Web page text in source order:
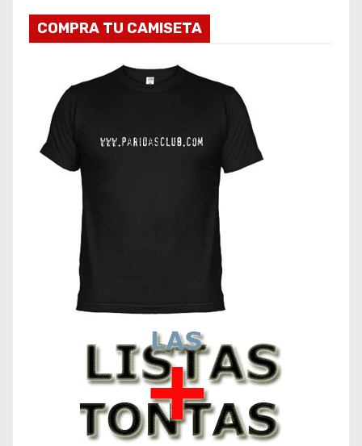
COMPRA TU CAMISETA